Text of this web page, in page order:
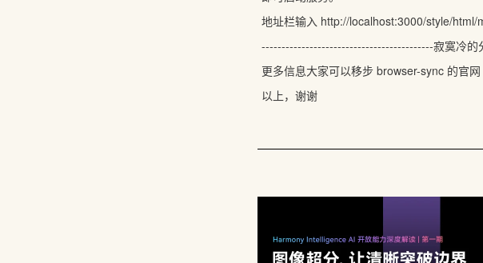
地址栏输入 http://localhost:3000/style/html/
-------------------------------------------寂寞冷
更多信息大家可以移步 browser-sync 的官网
以上，谢谢